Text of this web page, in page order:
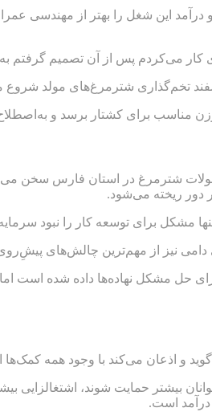
درآمد این شغل را بهتر از مهندسی
۴۰ روز پس از اینکه وارد دستگاه شد، تبدیل به جوجه و جوجه‌ها
شترمرغ در استان فارس
دور ریخته می‌شود.
نیز از مهم‌ترین چالش‌های
حل مشکل نهاده‌ها داده شده است
با وجود همه کمک‌ها اما تسهیلات بسیج
بیشتر حمایت شوند،
است.